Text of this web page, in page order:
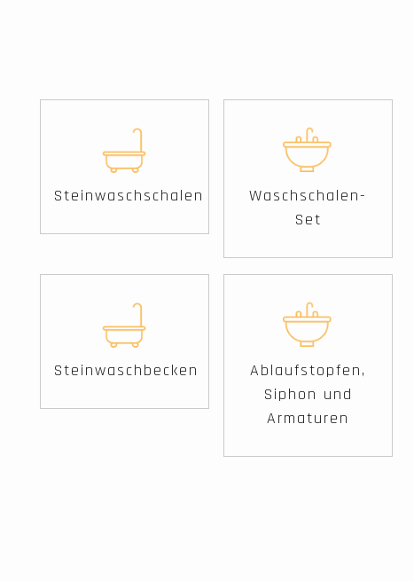
Steinwaschschalen
Waschschalen-
Set
Steinwaschbecken
Ablaufstopfen,
Siphon und
Armaturen